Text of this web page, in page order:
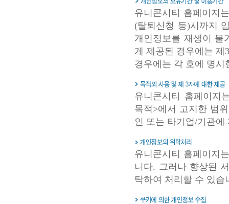
유니콘시티 홈페이지
(탈퇴신청 등)시까지
개인정보를 재생이 불
게 제공된 경우에는 제
경우에는 각 호에 명
유니콘시티 홈페이지
목적>에서 고지한 범
인 또는 타기업/기관
유니콘시티 홈페이지
니다. 그러나 향상된
탁하여 처리할 수 있습